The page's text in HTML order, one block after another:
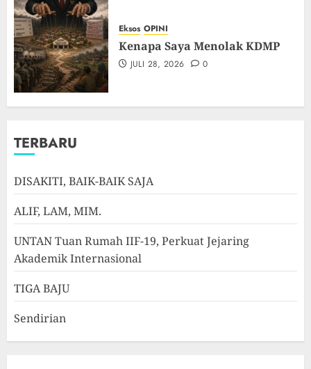
Eksos OPINI
Kenapa Saya Menolak KDMP
JULI 28, 2026 0
TERBARU
DISAKITI, BAIK-BAIK SAJA
ALIF, LAM, MIM.
UNTAN Tuan Rumah IIF-19, Perkuat Jejaring
Akademik Internasional
TIGA BAJU
Sendirian